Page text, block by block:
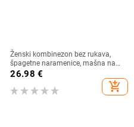
Ženski kombinezon bez rukava,
špagetne naramenice, mašna na
leđima, široke nogavice, poliester
26.98 €
add_shopping_cart